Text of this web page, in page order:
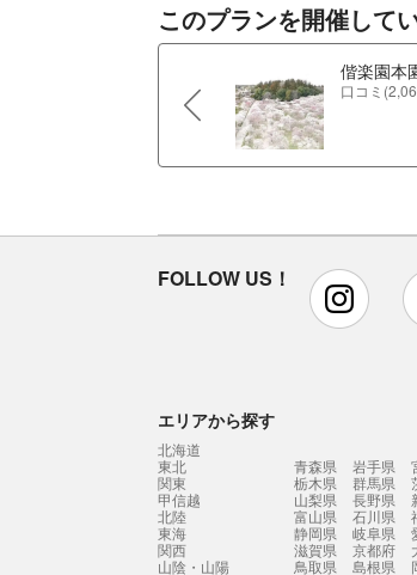
このプランを開催して
偕楽園本
口コミ
FOLLOW US！
エリアから探す
北海道
東北
青森県 岩手県
関東
栃木県 群馬県
甲信越
山梨県 長野県
北陸
富山県 石川県
東海
静岡県 岐阜県
関西
滋賀県 京都府
山陰・山陽
鳥取県 島根県